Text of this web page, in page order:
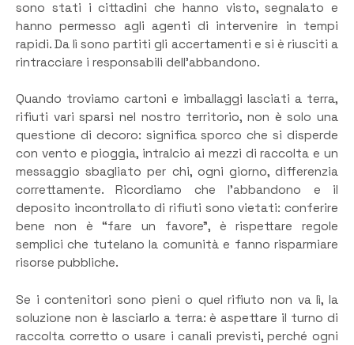
sono stati i cittadini che hanno visto, segnalato e
hanno permesso agli agenti di intervenire in tempi
rapidi. Da lì sono partiti gli accertamenti e si è riusciti a
rintracciare i responsabili dell’abbandono.
Quando troviamo cartoni e imballaggi lasciati a terra,
rifiuti vari sparsi nel nostro territorio, non è solo una
questione di decoro: significa sporco che si disperde
con vento e pioggia, intralcio ai mezzi di raccolta e un
messaggio sbagliato per chi, ogni giorno, differenzia
correttamente. Ricordiamo che l’abbandono e il
deposito incontrollato di rifiuti sono vietati: conferire
bene non è “fare un favore”, è rispettare regole
semplici che tutelano la comunità e fanno risparmiare
risorse pubbliche.
Se i contenitori sono pieni o quel rifiuto non va lì, la
soluzione non è lasciarlo a terra: è aspettare il turno di
raccolta corretto o usare i canali previsti, perché ogni